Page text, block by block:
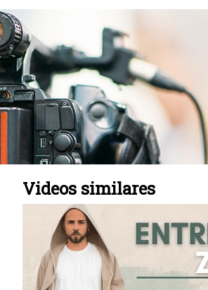
Videos similares